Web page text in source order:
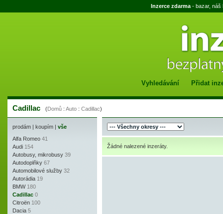
Inzerce zdarma - bazar, náš
Vyhledávání Přidat
Cadillac (Domů : Auto : Cadillac)
prodám | koupím | vše
Alfa Romeo 41
Audi 154
Autobusy, mikrobusy 39
Autodoplňky 67
Automobilové služby 32
Autorádia 19
BMW 180
Cadillac 0
Citroën 100
Dacia 5
Žádné nalezené inzeráty.